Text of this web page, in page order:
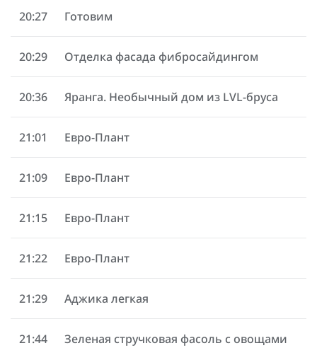
20:27 Готовим
20:29 Отделка фасада фибросайдингом
20:36 Яранга. Необычный дом из LVL-бруса
21:01 Евро-Плант
21:09 Евро-Плант
21:15 Евро-Плант
21:22 Евро-Плант
21:29 Аджика легкая
21:44 Зеленая стручковая фасоль с овощами